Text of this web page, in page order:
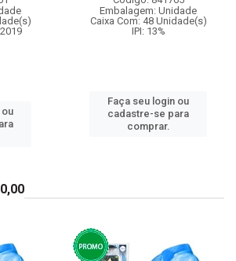
ou
Embalagem: Unidade
Caixa Com: 48 Unidade(s)
IPI: 13%
Faça seu login ou
cadastre-se para
comprar.